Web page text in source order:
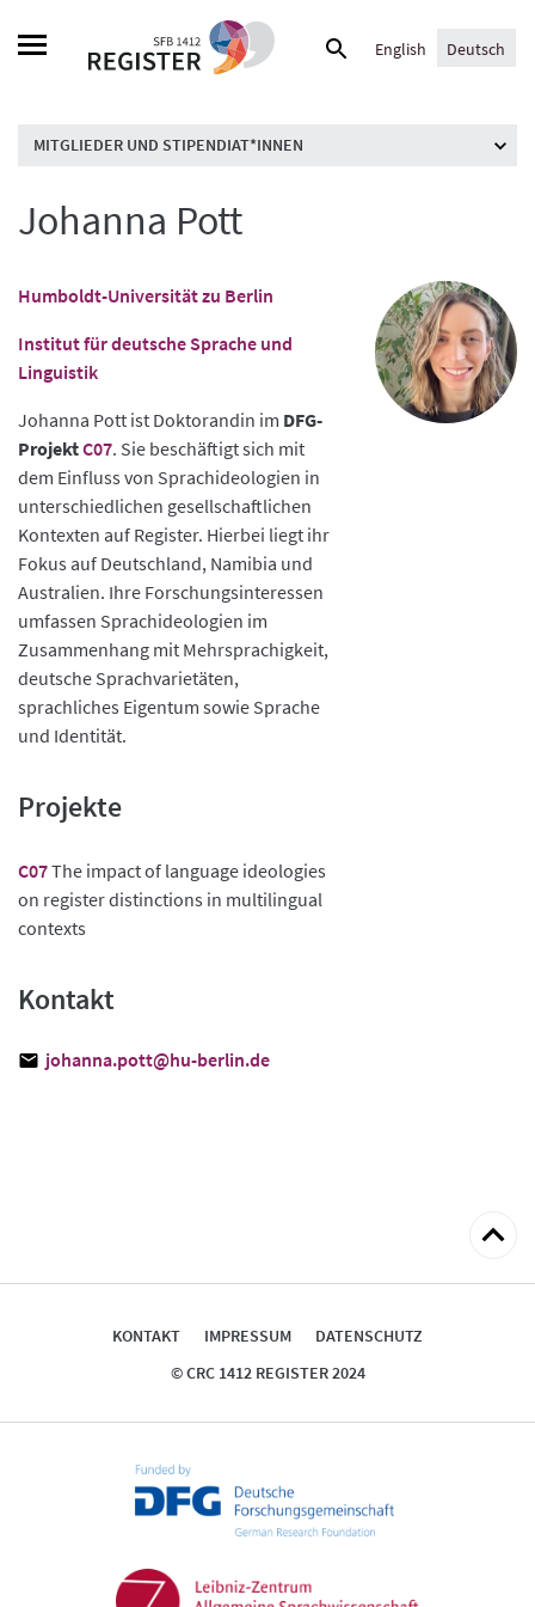
Suche
English Deutsch
MITGLIEDER UND STIPENDIAT*INNEN
Johanna Pott
Humboldt-Universität zu Berlin
Institut für deutsche Sprache und
Linguistik
Johanna Pott ist Doktorandin im DFG-
ProjektC07. Sie beschäftigt sich mit
dem Einfluss von Sprachideologien in
unterschiedlichen gesellschaftlichen
Kontexten auf Register. Hierbei liegt ihr
Fokus auf Deutschland, Namibia und
Australien. Ihre Forschungsinteressen
umfassen Sprachideologien im
Zusammenhang mit Mehrsprachigkeit,
deutsche Sprachvarietäten,
sprachliches Eigentum sowie Sprache
und Identität.
Projekte
C07The impact of language ideologies
on register distinctions in multilingual
contexts
Kontakt
johanna.pott@hu-berlin.de
zum
KONTAKT IMPRESSUM
DATENSCHUTZ
© CRC 1412 REGISTER 2024